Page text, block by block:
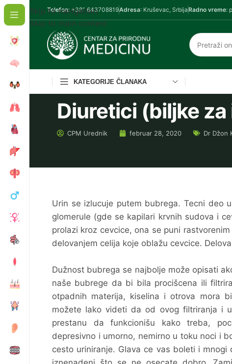
Skip to navigation
Skip to main content
Telefon: +381 643708819Adresa: Kruševac, SrbijaRadno vreme:
KATEGORIJE ČLANAKA
Diuretici (biljke
CPM Urednik februar 28, 2020 Dr Džon
Urin se izlucuje putem bubrega. Tecni deo
glomerule (gde se kapilari krvnih sudova i
prolazi kroz cevcice, ona se puni
delovanjem celija koje oblažu cevcice.
Dužnost bubrega se najbolje može opisati
naše bubrege da bi bila procišcena ili
otpadnih materija, kiselina i otrova mora
možete lako videti da od ovog filtriranja i
prestanu da funkcionišu kako treba,
depresivno i umorno, nemirno u toku noci i
cesto uriniranje. Glava ce vas boleti i